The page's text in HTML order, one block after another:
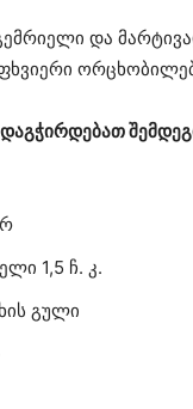
და
1,5 ჩ. კ.
გული